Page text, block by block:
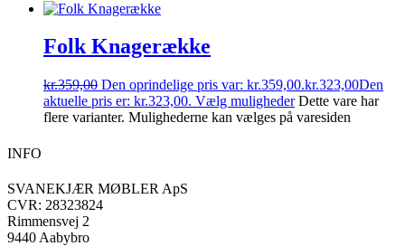
Folk Knagerække
kr.359,00 Den oprindelige pris var: kr.359,00.kr.323,00Den
aktuelle pris er: kr.323,00. Vælg muligheder Dette vare har
flere varianter. Mulighederne kan vælges på varesiden
INFO
SVANEKJÆR MØBLER ApS
CVR: 28323824
Rimmensvej 2
9440 Aabybro